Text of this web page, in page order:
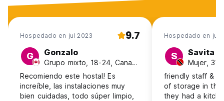
Hospedado en jul 2023 9.7
G Gonzalo
Grupo mixto, 18-24, Canadá
Recomiendo este hostal! Es
increíble, las instalaciones muy
bien cuidadas, todo súper limpio,
Hospedado en jul
S Savita
friendly staff &
of storage in the
they had a